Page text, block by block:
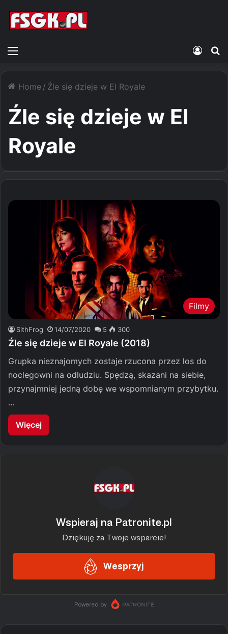
Home / Źle się dzieje w El Royale
Źle się dzieje w El
Royale
Filmy
SithFrog 14/07/2020 5 300
Źle się dzieje w El Royale (2018)
Grupka nieznajomych zostaje rzucona przez los do
noclegowni na odludziu. Spędzą, skazani na siebie,
przynajmniej jedną dobę we wspomnianym przybytku.
…
Więcej